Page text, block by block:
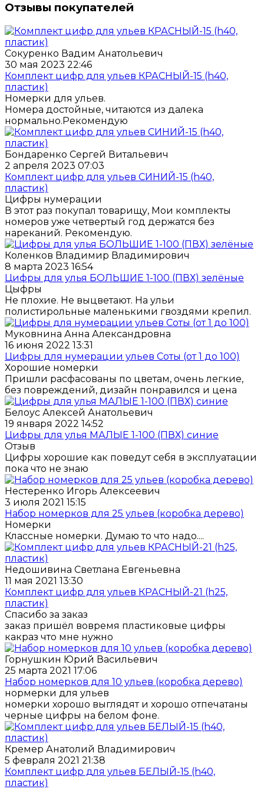
Отзывы покупателей
Сокуренко Вадим Анатольевич
30 мая 2023 22:46
Комплект цифр для ульев КРАСНЫЙ-15 (h40,
пластик)
Номерки для ульев.
Номера достойные, читаются из далека
нормально.Рекомендую
Бондаренко Сергей Витальевич
2 апреля 2023 07:03
Комплект цифр для ульев СИНИЙ-15 (h40,
пластик)
Цифры нумерации
В этот раз покупал товарищу, Мои комплекты
номеров уже четвертый год держатся без
нареканий. Рекомендую.
Коленков Владимир Владимирович
8 марта 2023 16:54
Цифры для улья БОЛЬШИЕ 1-100 (ПВХ) зелёные
Цыфры
Не плохие. Не выцветают. На ульи
полистирольные маленькими гвоздями крепил.
Муковнина Анна Александровна
16 июня 2022 13:31
Цифры для нумерации ульев Соты (от 1 до 100)
Хорошие номерки
Пришли расфасованы по цветам, очень легкие,
без повреждений, дизайн понравился и цена
Белоус Алексей Анатольевич
19 января 2022 14:52
Цифры для улья МАЛЫЕ 1-100 (ПВХ) синие
Отзыв
Цифры хорошие как поведут себя в эксплуатации
пока что не знаю
Нестеренко Игорь Алексеевич
3 июля 2021 15:15
Набор номерков для 25 ульев (коробка дерево)
Номерки
Классные номерки. Думаю то что надо....
Недошивина Светлана Евгеньевна
11 мая 2021 13:30
Комплект цифр для ульев КРАСНЫЙ-21 (h25,
пластик)
Спасибо за заказ
заказ пришёл вовремя пластиковые цифры
какраз что мне нужно
Горнушкин Юрий Васильевич
25 марта 2021 17:06
Набор номерков для 10 ульев (коробка дерево)
нормерки для ульев
номерки хорошо выглядят и хорошо отпечатаны
черные цифры на белом фоне.
Кремер Анатолий Владимирович
5 февраля 2021 21:38
Комплект цифр для ульев БЕЛЫЙ-15 (h40,
пластик)